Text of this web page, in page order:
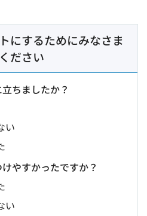
にするためにみなさま
ださい
ちましたか？
い
やすかったですか？
い